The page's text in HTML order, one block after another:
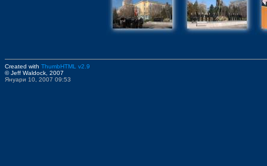
Created with ThumbHTML v2.9
© Jeff Waldock, 2007
Януари 10, 2007 09:53